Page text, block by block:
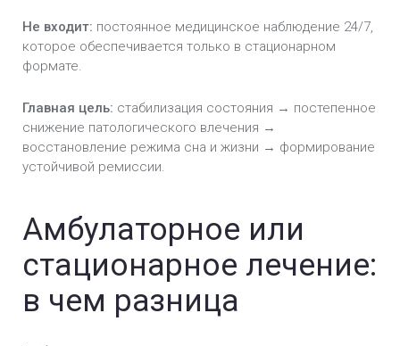
Не входит: постоянное медицинское наблюдение 24/7,
которое обеспечивается только в стационарном
формате.
Главная цель: стабилизация состояния → постепенное
снижение патологического влечения →
восстановление режима сна и жизни → формирование
устойчивой ремиссии.
Амбулаторное или
стационарное лечение:
в чем разница